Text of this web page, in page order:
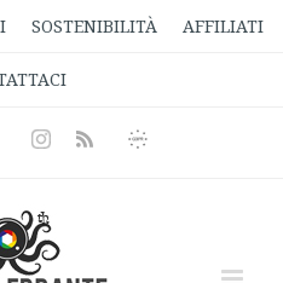
SOSTENIBILITÀ AFFILIATI
InstagramRss
Informativa